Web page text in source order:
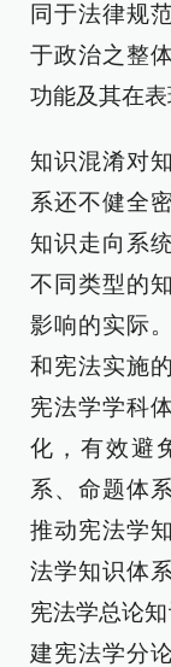
同于法律规
于政治之整
功能及其在表
知识混淆对
系还不健全
知识走向系
不同类型的
影响的实际
和宪法实施
宪法学学科
化，有效避
系、命题体
推动宪法学
法学知识体
宪法学总论
建宪法学分